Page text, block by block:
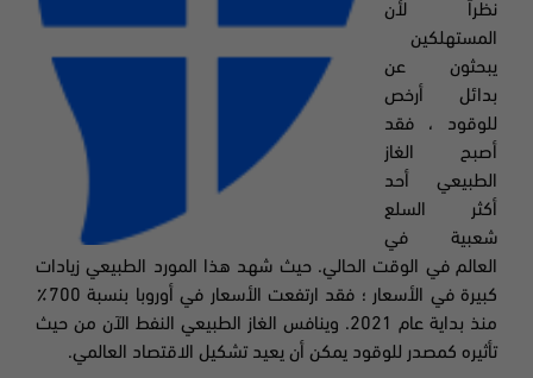
نظراً لأن
المستهلكين
يبحثون عن
بدائل أرخص
للوقود ، فقد
أصبح الغاز
الطبيعي أحد
أكثر السلع
شعبية في
العالم في الوقت الحالي. حيث شهد هذا المورد الطبيعي زيادات
كبيرة في الأسعار ؛ فقد
ارتفعت الأسعار في أوروبا بنسبة 700٪
منذ بداية عام 2021. وينافس الغاز الطبيعي النفط الآن من حيث
تأثيره كمصدر للوقود يمكن أن يعيد تشكيل الاقتصاد العالمي.